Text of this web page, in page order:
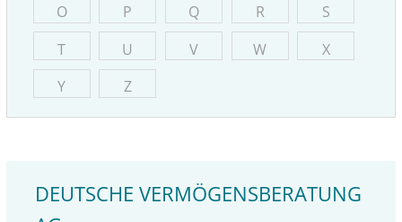
O
P Q R
S
T
U V W
X
Y
Z
DEUTSCHE VERMÖGENSBERATUNG